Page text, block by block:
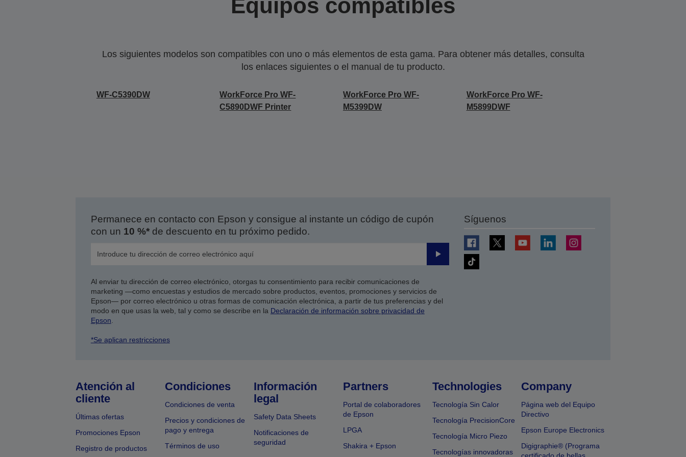
Equipos compatibles
Los siguientes modelos son compatibles con uno o más elementos de esta gama. Para obtener más detalles, consulta
los enlaces siguientes o el manual de tu producto.
WF-C5390DW
WorkForce Pro WF-
C5890DWF Printer
WorkForce Pro WF-
M5399DW
WorkForce Pro WF-
M5899DWF
Permanece en contacto con Epson y consigue al instante un código de cupón
con un 10 %*de descuento en tu próximo pedido.
Enviar
Al enviar tu dirección de correo electrónico, otorgas tu consentimiento para recibir comunicaciones de
marketing —como encuestas y estudios de mercado sobre productos, eventos, promociones y servicios de
Epson— por correo electrónico u otras formas de comunicación electrónica, a partir de tus preferencias y del
modo en que usas la web, tal y como se describe en la Declaración de información sobre privacidad de
Epson
*Se aplican restricciones
Síguenos
Atención al
cliente
Últimas ofertas
Promociones Epson
Registro de productos
Condiciones
Condiciones de venta
Precios y condiciones de
pago y entrega
Términos de uso
Información
legal
Safety Data Sheets
Notificaciones de
seguridad
Partners
Portal de colaboradores
de Epson
LPGA
Shakira + Epson
Technologies
Tecnología Sin Calor
Tecnología PrecisionCore
Tecnología Micro Piezo
Tecnologías innovadoras
Company
Página web del Equipo
Directivo
Epson Europe Electronics
Digigraphie® (Programa